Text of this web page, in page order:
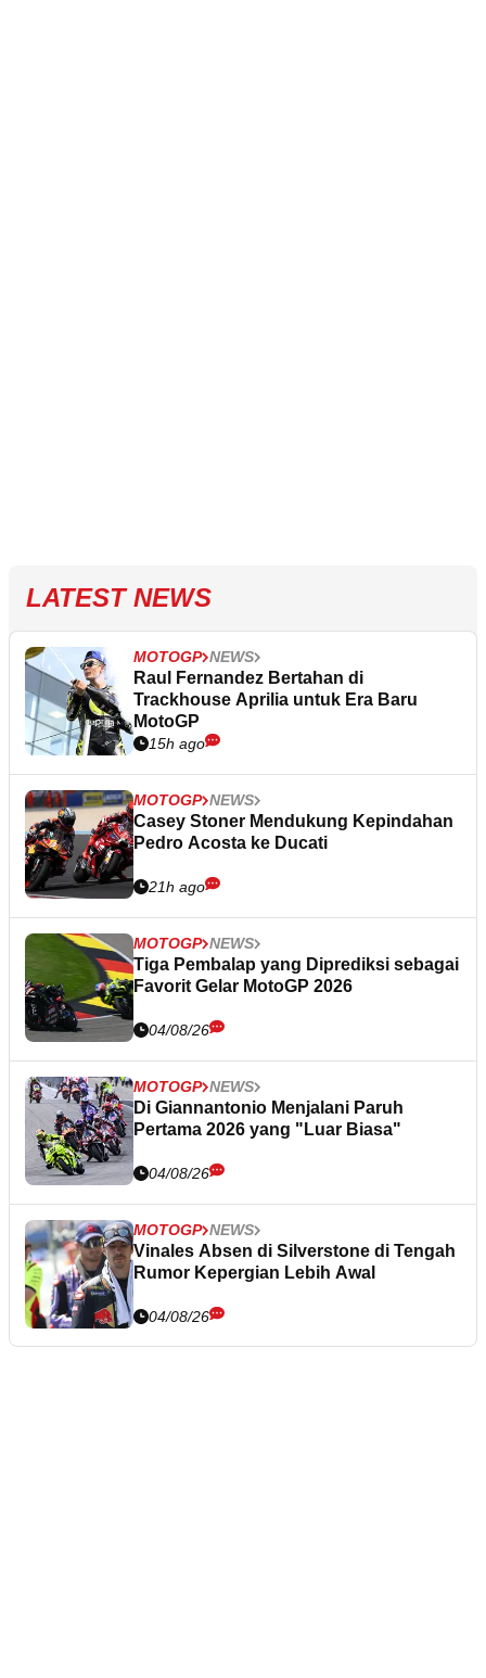
LATEST NEWS
MOTOGP NEWS
Raul Fernandez Bertahan di
Trackhouse Aprilia untuk Era Baru
MotoGP
15h ago
MOTOGP NEWS
Casey Stoner Mendukung Kepindahan
Pedro Acosta ke Ducati
21h ago
MOTOGP NEWS
Tiga Pembalap yang Diprediksi sebagai
Favorit Gelar MotoGP 2026
04/08/26
MOTOGP NEWS
Di Giannantonio Menjalani Paruh
Pertama 2026 yang "Luar Biasa"
04/08/26
MOTOGP NEWS
Vinales Absen di Silverstone di Tengah
Rumor Kepergian Lebih Awal
04/08/26